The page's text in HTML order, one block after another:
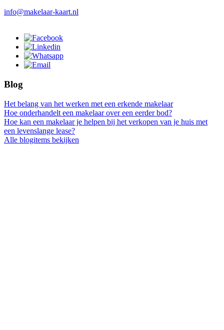
info@makelaar-kaart.nl
Blog
Het belang van het werken met een erkende makelaar
Hoe onderhandelt een makelaar over een eerder bod?
Hoe kan een makelaar je helpen bij het verkopen van je huis met
een levenslange lease?
Alle blogitems bekijken